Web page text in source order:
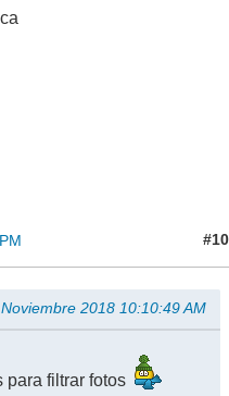
#10
2018 10:10:49 AM
para filtrar fotos